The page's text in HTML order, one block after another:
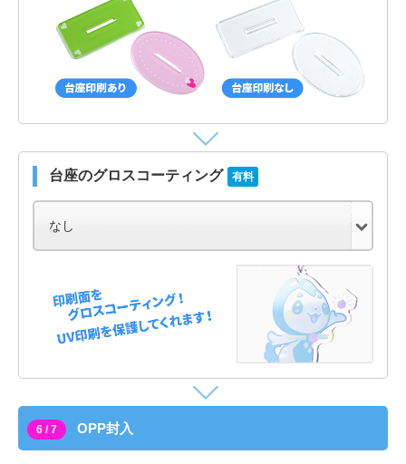
台座のグロスコーティング 有料
6 / 7 OPP封入